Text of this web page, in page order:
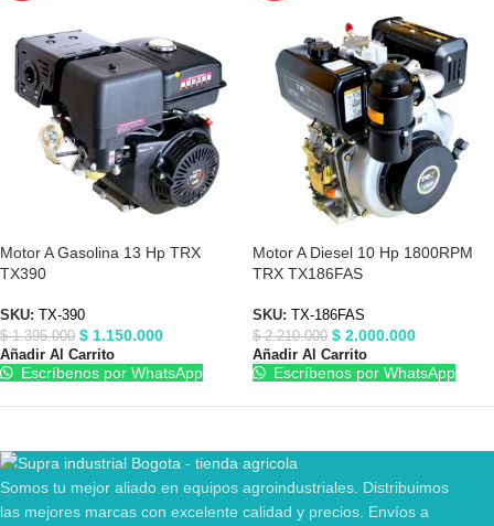
Motor A Gasolina 13 Hp TRX
TX390
SKU: TX-390
$1.395.000 $ 1.150.000
Añadir Al Carrito
Escríbenos por WhatsApp
Motor A Diesel 10 Hp 1800RPM
TRX TX186FAS
SKU: TX-186FAS
$2.210.000 $ 2.000.000
Añadir Al Carrito
Escríbenos por WhatsApp
Somos tu mejor aliado en equipos agroindustriales. Distribuimos
las mejores marcas con excelente calidad y precios. Envíos a